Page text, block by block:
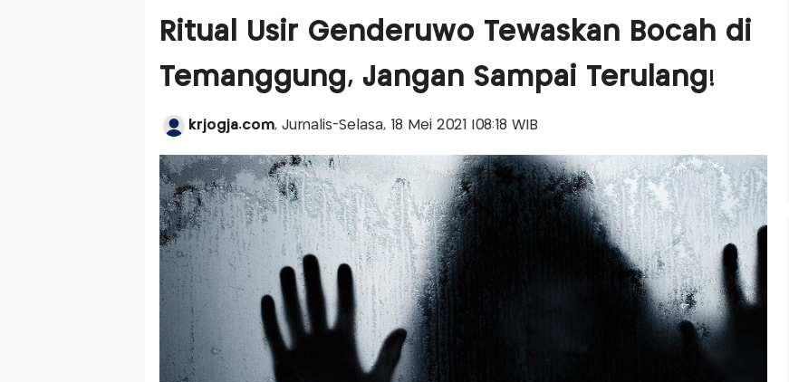
Ritual Usir Genderuwo Tewaskan Bocah di
Temanggung, Jangan Sampai Terulang!
krjogja.com, Jurnalis-Selasa, 18 Mei 2021 |08:18 WIB